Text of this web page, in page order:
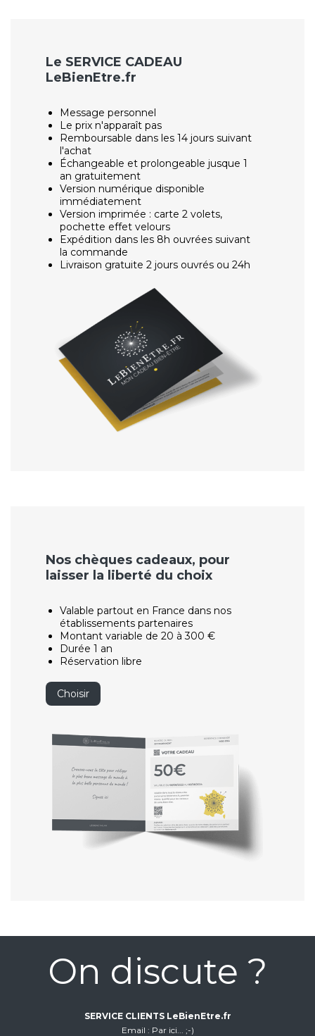
Le SERVICE CADEAU
LeBienEtre.fr
Message personnel
Le prix n'apparaît pas
Remboursable dans les 14 jours suivant
l'achat
Échangeable et prolongeable jusque 1
an gratuitement
Version numérique disponible
immédiatement
Version imprimée : carte 2 volets,
pochette effet velours
Expédition dans les 8h ouvrées suivant
la commande
Livraison gratuite 2 jours ouvrés ou 24h
Nos chèques cadeaux, pour
laisser la liberté du choix
Valable partout en France dans nos
établissements partenaires
Montant variable de 20 à 300 €
Durée 1 an
Réservation libre
Choisir
On discute ?
SERVICE CLIENTS LeBienEtre.fr
Email
Par ici... ;-)